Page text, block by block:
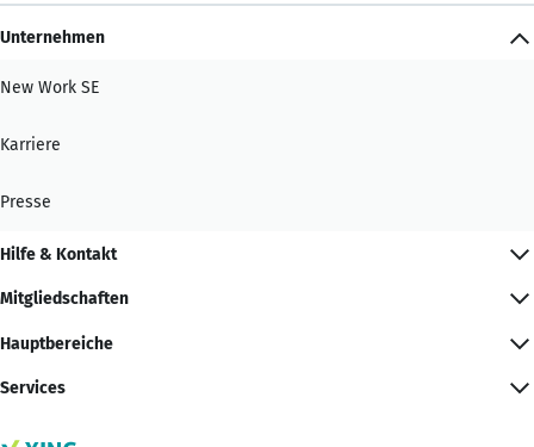
Unternehmen
New Work SE
Karriere
Presse
Hilfe & Kontakt
Mitgliedschaften
Hauptbereiche
Services